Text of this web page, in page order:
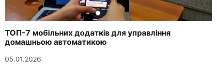
ТОП-7 мобільних додатків для управління
домашньою автоматикою
05.01.2026